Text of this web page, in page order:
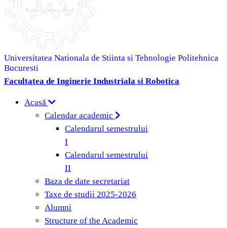
Universitatea Nationala de Stiinta si Tehnologie Politehnica
Bucuresti
Facultatea de Inginerie Industriala si Robotica
Acasă
Calendar academic
Calendarul semestrului
I
Calendarul semestrului
II
Baza de date secretariat
Taxe de studii 2025-2026
Alumni
Structure of the Academic